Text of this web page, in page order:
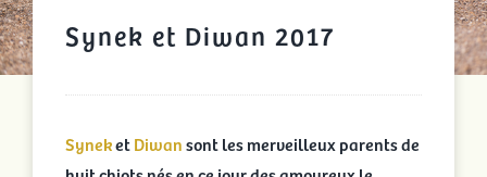
New accueil
Découvrir
Synek et Diwan 2017
SyneketDiwansont les merveilleux parents de